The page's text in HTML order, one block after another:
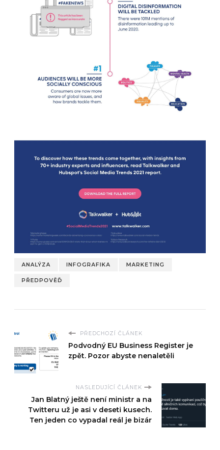
ANALÝZA INFOGRAFIKA MARKETING
PŘEDPOVĚĎ
PŘEDCHOZÍ ČLÁNEK
Podvodný EU Business Register je
zpět. Pozor abyste nenaletěli
NASLEDUJÍCÍ ČLÁNEK
Jan Blatný ještě není ministr a na
Twitteru už je asi v deseti kusech.
Ten jeden co vypadal reál je bizár